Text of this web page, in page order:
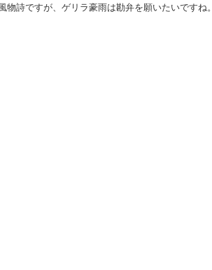
物詩ですが、ゲリラ豪雨は勘弁を願いたいですね。